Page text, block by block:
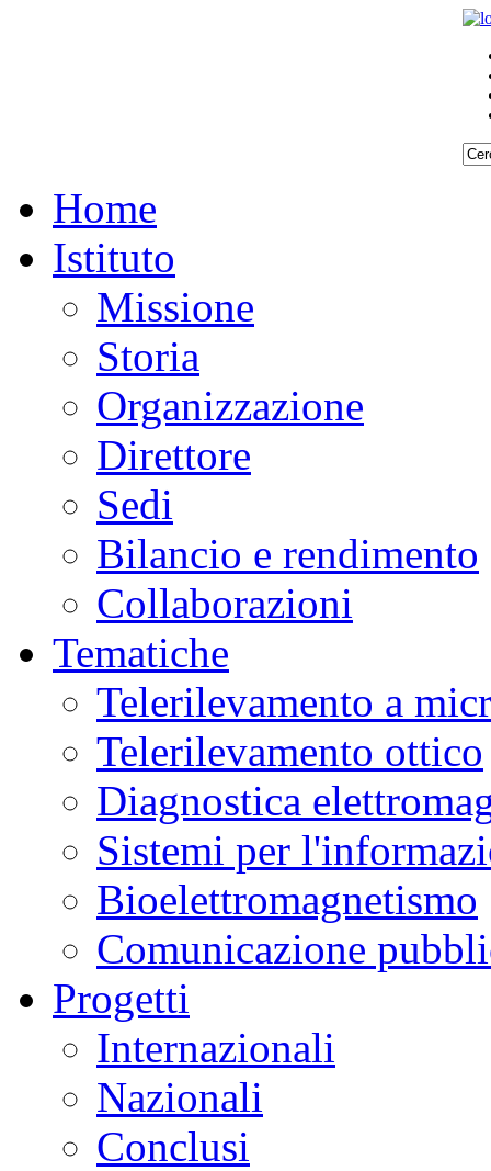
Home
Istituto
Missione
Storia
Organizzazione
Direttore
Sedi
Bilancio e rendimento
Collaborazioni
Tematiche
Telerilevamento a
Telerilevamento ottico
Diagnostica
Sistemi per
Bioelettromagnetismo
Comunicazione
Progetti
Internazionali
Nazionali
Conclusi